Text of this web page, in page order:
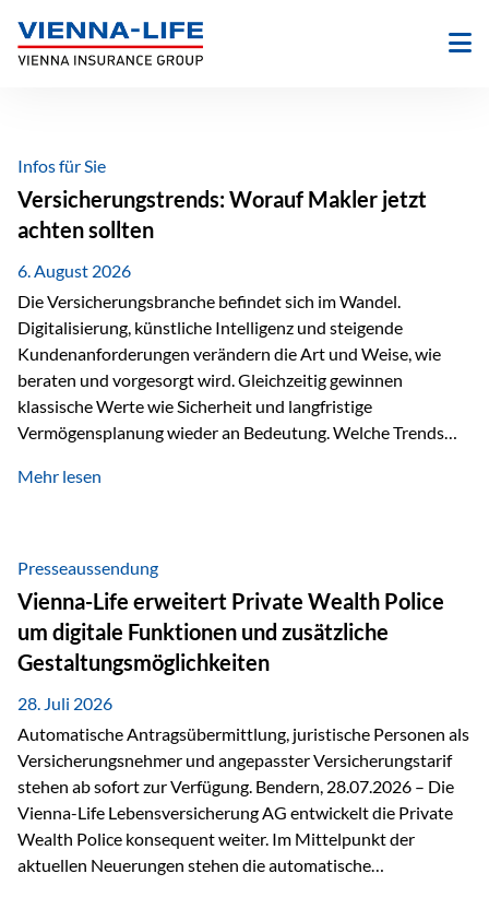
Inhalt
springen
Infos für Sie
Versicherungstrends: Worauf Makler jetzt
achten sollten
6. August 2026
Die Versicherungsbranche befindet sich im Wandel.
Digitalisierung, künstliche Intelligenz und steigende
Kundenanforderungen verändern die Art und Weise, wie
beraten und vorgesorgt wird. Gleichzeitig gewinnen
klassische Werte wie Sicherheit und langfristige
Vermögensplanung wieder an Bedeutung. Welche Trends
Blick behalten? Digitalisierung und KI verändern die
administrative Aufgaben, beschleunigen Abläufe und
schaffen mehr Zeit für das Wesentliche: die persönliche
Beratung. Gerade deshalb wird die individuelle Betreuung
zum entscheidenden Erfolgsfaktor. Technologie kann
unterstützen, Vertrauen entsteht jedoch weiterhin im
persönlichen Gespräch. Bei der Vienna-Life reagieren…
Mehr lesen
Presseaussendung
Vienna-Life erweitert Private Wealth Police
um digitale Funktionen und zusätzliche
Gestaltungsmöglichkeiten
28. Juli 2026
Automatische Antragsübermittlung, juristische Personen als
Versicherungsnehmer und angepasster Versicherungstarif
stehen ab sofort zur Verfügung. Bendern, 28.07.2026 – Die
Vienna-Life Lebensversicherung AG entwickelt die Private
Wealth Police konsequent weiter. Im Mittelpunkt der
aktuellen Neuerungen stehen die automatische